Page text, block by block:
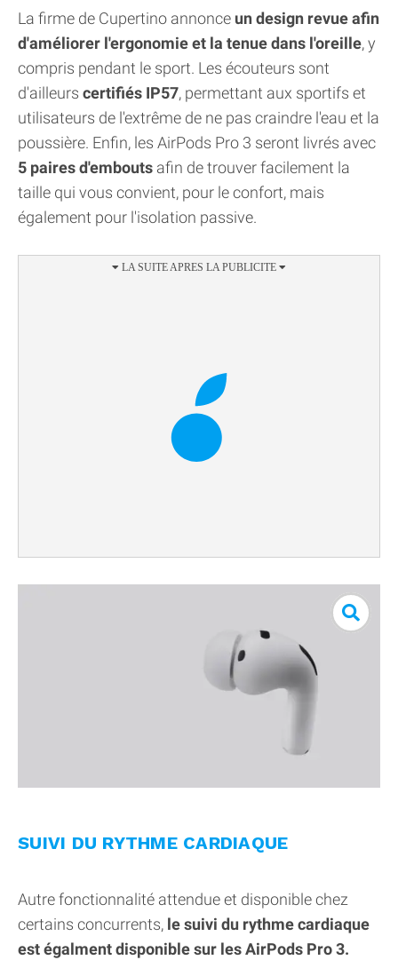
La firme de Cupertino annonce un design revue afin
d'améliorer l'ergonomie et la tenue dans l'oreille, y
compris pendant le sport. Les écouteurs sont
d'ailleurs certifiés IP57, permettant aux sportifs et
utilisateurs de l'extrême de ne pas craindre l'eau et la
poussière. Enfin, les AirPods Pro 3 seront livrés avec
5 paires d'embouts afin de trouver facilement la
taille qui vous convient, pour le confort, mais
également pour l'isolation passive.
SUIVI DU RYTHME CARDIAQUE
Autre fonctionnalité attendue et disponible chez
certains concurrents, le suivi du rythme cardiaque
est égalment disponible sur les AirPods Pro 3.